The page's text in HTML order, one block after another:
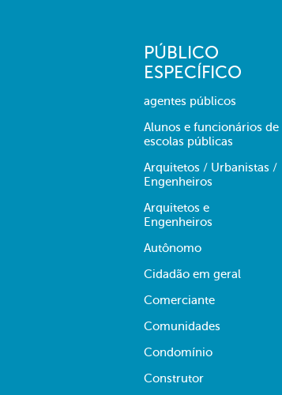
PÚBLICO
ESPECÍFICO
agentes públicos
Alunos e funcionários de
escolas públicas
Arquitetos / Urbanistas /
Engenheiros
Arquitetos e
Engenheiros
Autônomo
Cidadão em geral
Comerciante
Comunidades
Condomínio
Construtor